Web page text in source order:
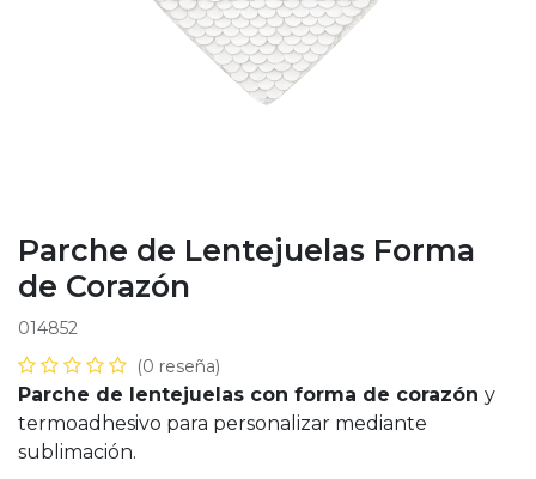
Parche de Lentejuelas Forma
de Corazón
014852
(0 reseña)
Parche de lentejuelas con forma de corazón y
termoadhesivo para personalizar mediante
sublimación.